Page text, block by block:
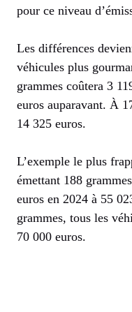
pour ce niveau
Les différences
véhicules plus
grammes coûtera 3
euros auparavant. À
14 325 euros.
L’exemple le plus
émettant 188
euros en 2024 à 55
grammes, tous les
70 000 euros.